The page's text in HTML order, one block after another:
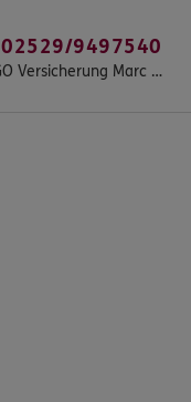
ERGO Versicherung Marc Jocksch
02529/9497540